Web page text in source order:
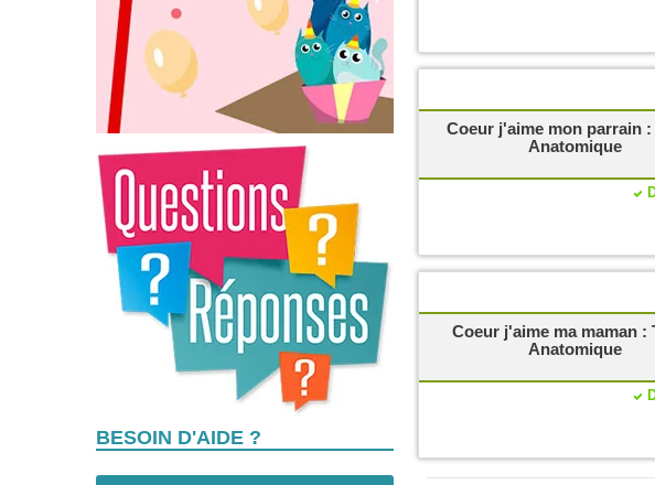
Coeur j'aime mon parrain :
Anatomique
Coeur j'aime ma maman :
Anatomique
BESOIN D'AIDE ?